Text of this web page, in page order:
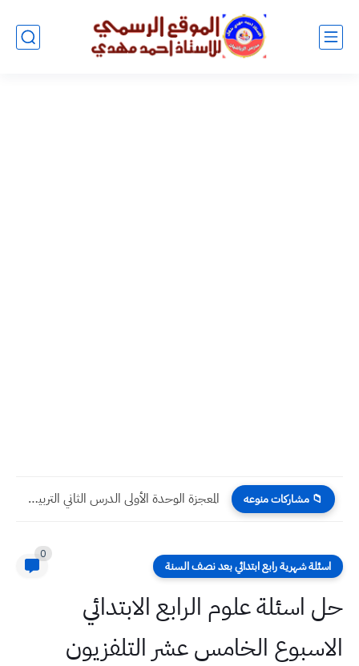
📁 مشاركات منوعه المعجزة الوحدة الأولى الدرس الثاني التربية الإسلامية الثاني المتوسط
اسئلة شهرية رابع ابتدائي بعد نصف السنة
0
حل اسئلة علوم الرابع الابتدائي
الاسبوع الخامس عشر التلفزيون